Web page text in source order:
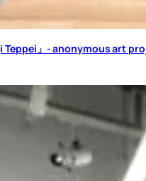
Teppei」- anonymous art